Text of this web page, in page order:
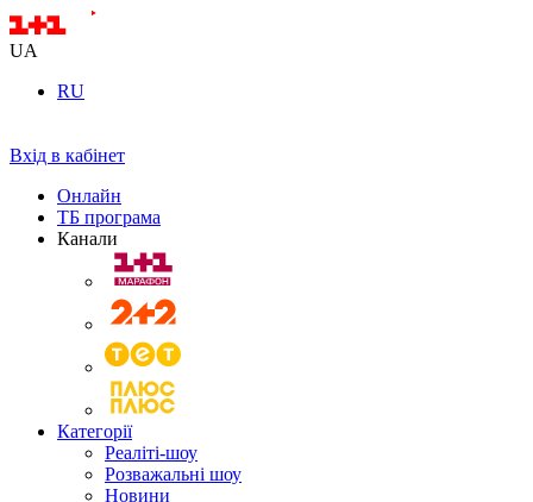
UA
RU
Вхід в кабінет
Онлайн
ТБ програма
Канали
Категорії
Реаліті-шоу
Розважальні шоу
Новини